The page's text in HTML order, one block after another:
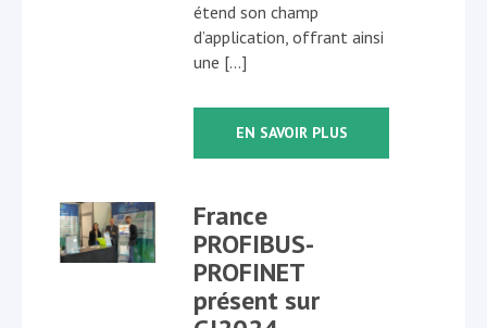
étend son champ
d’application, offrant ainsi
une […]
EN SAVOIR PLUS
France
PROFIBUS-
PROFINET
présent sur